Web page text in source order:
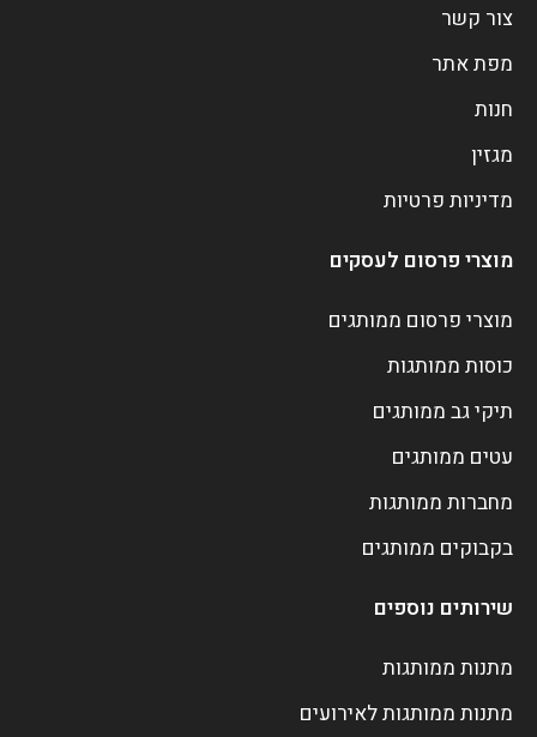
צור קשר
מפת אתר
חנות
מגזין
מדיניות פרטיות
מוצרי פרסום לעסקים
מוצרי פרסום ממותגים
כוסות ממותגות
תיקי גב ממותגים
עטים ממותגים
מחברות ממותגות
בקבוקים ממותגים
שירותים נוספים
מתנות ממותגות
מתנות ממותגות לאירועים